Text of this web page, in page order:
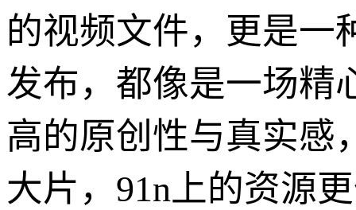
的视频文件，更是一
发布，都像是一场精
高的原创性与真实感
大片，91n上的资源